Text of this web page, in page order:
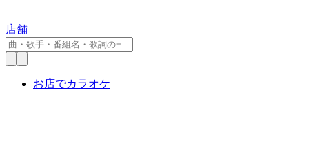
店舗
お店でカラオケ